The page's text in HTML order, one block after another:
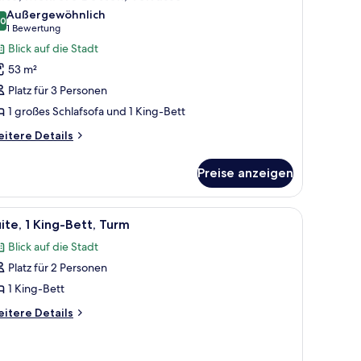
von 10
Außergewöhnlich
1 Bewertung
(1
Bewertung)
Blick auf die Stadt
53 m²
Platz für 3 Personen
1 großes Schlafsofa und 1 King-Bett
Details
Preise anzeigen
und Stühlen.
einem Schreibtisch mit Stuhl, einem Fernseher und einem Fenster mit
Hochwertige Bettwaren, Minibar,
4 1 King-Bett, Turm
Blick auf die Stadt
Platz für 2 Personen
1 King-Bett
Details